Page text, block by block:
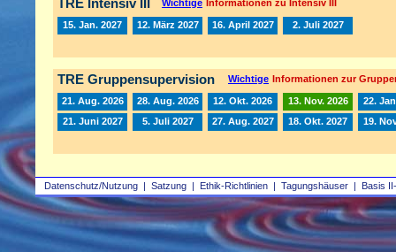
Datenschutz/Nutzung | Satzung | Ethik-Richtlinien | Tagungshäuser | Basis
Wichtige Informationen zu Intensiv III
15. Jan. 2027 12. März 2027 16. April 2027 2. Juli 2027
TRE Gruppensupervision Wichtige Informationen zur
21. Aug. 2026 28. Aug. 2026 12. Okt. 2026 13. Nov. 2026
22.
21. Juni 2027
5. Juli 2027 27. Aug. 2027 18. Okt. 2027 19.